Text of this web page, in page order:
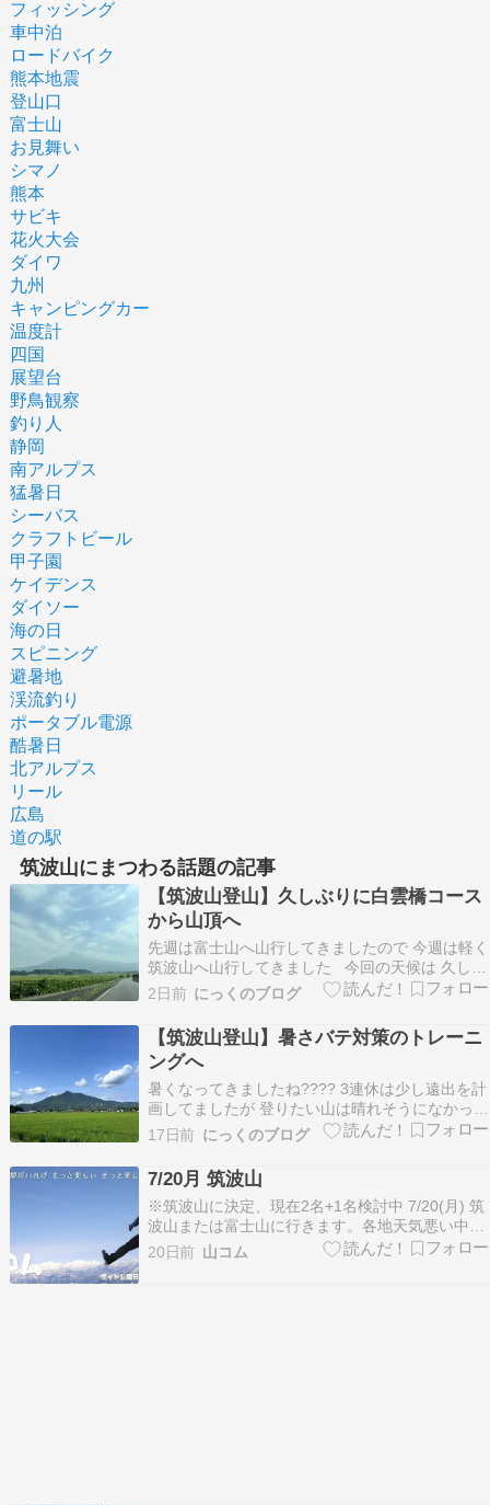
フィッシング
車中泊
ロードバイク
熊本地震
登山口
富士山
お見舞い
シマノ
熊本
サビキ
花火大会
ダイワ
九州
キャンピングカー
温度計
四国
展望台
野鳥観察
釣り人
静岡
南アルプス
猛暑日
シーバス
クラフトビール
甲子園
ケイデンス
ダイソー
海の日
スピニング
避暑地
渓流釣り
ポータブル電源
酷暑日
北アルプス
リール
広島
道の駅
筑波山にまつわる話題の記事
【筑波山登山】久しぶりに白雲橋コース
から山頂へ
先週は富士山へ山行してきましたので 今週は軽く
筑波山へ山行してきました 今回の天候は 久しぶ
りに白雲橋コースから 白雲橋コース登山口 暑い
です。。。 BENKEI HUT 無事に通過 筑波山頂 御
幸ヶ原でお昼 少し早い気がしますね 男体山 展望
台に寄って 下りましょう 虫が多…
2日前 にっくのブログ
【筑波山登山】暑さバテ対策のトレーニ
ングへ
暑くなってきましたね???? 3連休は少し遠出を計
画してましたが 登りたい山は晴れそうになかった
ので 暑さバテ対策のトレーニングしてきました
暑いから 最近は止められないことが多くなりまし
た 出発します 細目に水分補給 人は多そうです も
う少しでMINANO HUT トレーニ…
17日前 にっくのブログ
7/20月 筑波山
※筑波山に決定、現在2名+1名検討中 7/20(月) 筑
波山または富士山に行きます。各地天気悪い中、
快晴予報です。 どちらに行くかは参加希望いただ
いた方とご相談です。私は神奈川からです。 ・筑
20日前 山コム